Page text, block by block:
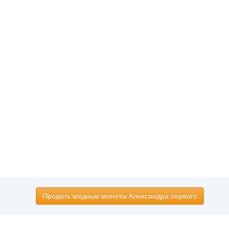
Продать медные монеты Александра первого